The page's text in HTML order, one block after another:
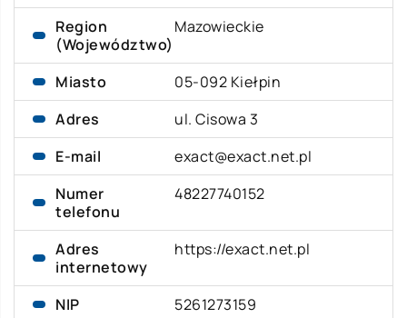
Region
(Województwo)
Mazowieckie
Miasto
05-092 Kiełpin
Adres
ul. Cisowa 3
E-mail
exact@exact.net.pl
Numer
telefonu
48227740152
Adres
internetowy
https://exact.net.pl
NIP
5261273159